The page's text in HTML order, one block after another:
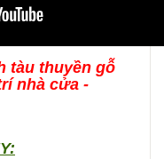
tàu thuyền gỗ
nhà cửa -